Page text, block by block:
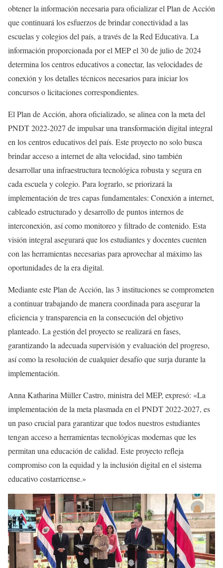
obtener la información necesaria para oficializar el Plan de Acción
que continuará los esfuerzos de brindar conectividad a las
escuelas y colegios del país, a través de la Red Educativa. La
información proporcionada por el MEP el 30 de julio de 2024
determina los centros educativos a conectar, las velocidades de
conexión y los detalles técnicos necesarios para iniciar los
concursos o licitaciones correspondientes.
El Plan de Acción, ahora oficializado, se alinea con la meta del
PNDT 2022-2027 de impulsar una transformación digital integral
en los centros educativos del país. Este proyecto no solo busca
brindar acceso a internet de alta velocidad, sino también
desarrollar una infraestructura tecnológica robusta y segura en
cada escuela y colegio. Para lograrlo, se priorizará la
implementación de tres capas fundamentales: Conexión a internet,
cableado estructurado y desarrollo de puntos internos de
interconexión, así como monitoreo y filtrado de contenido. Esta
visión integral asegurará que los estudiantes y docentes cuenten
con las herramientas necesarias para aprovechar al máximo las
oportunidades de la era digital.
Mediante este Plan de Acción, las 3 instituciones se comprometen
a continuar trabajando de manera coordinada para asegurar la
eficiencia y transparencia en la consecución del objetivo
planteado. La gestión del proyecto se realizará en fases,
garantizando la adecuada supervisión y evaluación del progreso,
así como la resolución de cualquier desafío que surja durante la
implementación.
Anna Katharina Müller Castro, ministra del MEP, expresó: «La
implementación de la meta plasmada en el PNDT 2022-2027, es
un paso crucial para garantizar que todos nuestros estudiantes
tengan acceso a herramientas tecnológicas modernas que les
permitan una educación de calidad. Este proyecto refleja
compromiso con la equidad y la inclusión digital en el sistema
educativo costarricense.»